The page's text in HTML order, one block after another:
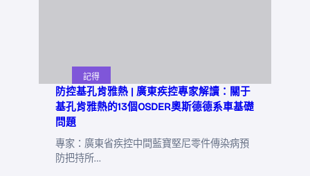
記得
防控基孔肯雅熱 | 廣東疾控專家解讀：關于
基孔肯雅熱的13個OSDER奧斯德德系車基礎
問題
專家：廣東省疾控中間藍寶堅尼零件傳染病預
防把持所…